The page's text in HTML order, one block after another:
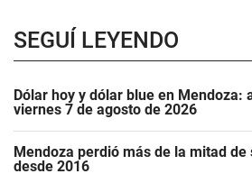
SEGUÍ LEYENDO
Dólar hoy y dólar blue en Mendoza:
viernes 7 de agosto de 2026
Mendoza perdió más de la mitad
desde 2016